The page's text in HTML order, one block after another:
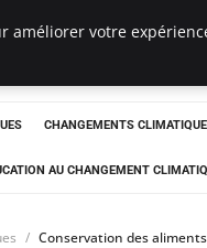
CHANGEMENTS
AU CHANGEMENT
Conservation des
améliorer votre